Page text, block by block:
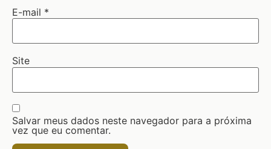
E-mail *
Site
Salvar meus dados neste navegador para a próxima
vez que eu comentar.